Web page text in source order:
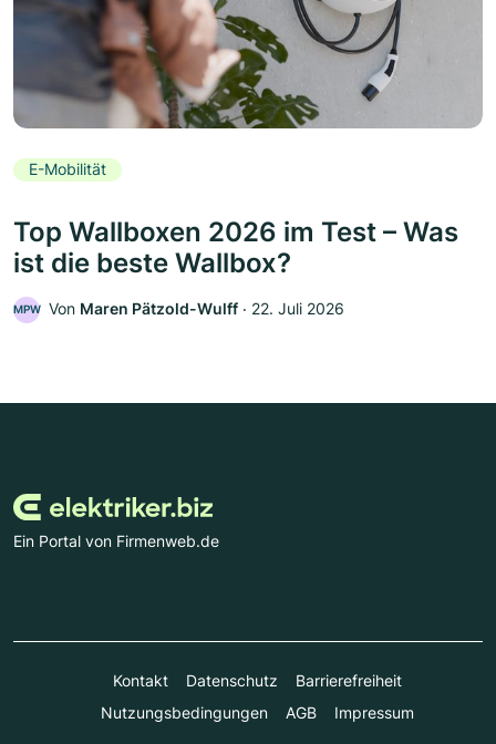
E-Mobilität
Top Wallboxen 2026 im Test – Was
ist die beste Wallbox?
MPW Von Maren Pätzold-Wulff ‧ 22. Juli 2026
Ein Portal von Firmenweb.de
Kontakt Datenschutz
Barrierefreiheit
Nutzungsbedingungen
AGB Impressum